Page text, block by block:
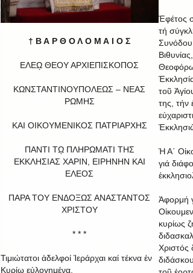
† Β Α Ρ Θ Ο Λ Ο Μ Α Ι Ο Σ
ΕΛΕῼ ΘΕΟΥ ΑΡΧΙΕΠΙΣΚΟΠΟΣ
ΚΩΝΣΤΑΝΤΙΝΟΥΠΟΛΕΩΣ – ΝΕΑΣ
ΡΩΜΗΣ
ΚΑΙ ΟΙΚΟΥΜΕΝΙΚΟΣ ΠΑΤΡΙΑΡΧΗΣ
ΠΑΝΤΙ Τῼ ΠΛΗΡΩΜΑΤΙ ΤΗΣ
ΕΚΚΛΗΣΙΑΣ ΧΑΡΙΝ, ΕΙΡΗΝΗΝ ΚΑΙ
EΛΕΟΣ
ΠΑΡΑ ΤΟΥ ΕΝΔΟΞΩΣ ΑΝΑΣΤΑΝΤΟΣ
ΧΡΙΣΤΟΥ
* * *
Τιμιώτατοι ἀδελφοί Ἱεράρχαι καί τέκνα ἐν
Κυρίῳ εὐλογημένα,
Ἐφέτος
τή
Συνόδου
τοῦ
της, τήν
Ἡ Α΄
γιά
Ἀφορμή
κυρίως
Χριστός